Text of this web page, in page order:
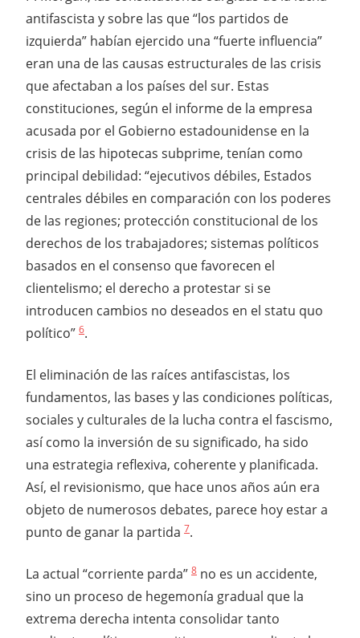
antifascista y sobre las que “los partidos de
izquierda” habían ejercido una “fuerte influencia”
eran una de las causas estructurales de las crisis
que afectaban a los países del sur. Estas
constituciones, según el informe de la empresa
acusada por el Gobierno estadounidense en la
crisis de las hipotecas subprime, tenían como
principal debilidad: “ejecutivos débiles, Estados
centrales débiles en comparación con los poderes
de las regiones; protección constitucional de los
derechos de los trabajadores; sistemas políticos
basados en el consenso que favorecen el
clientelismo; el derecho a protestar si se
introducen cambios no deseados en el statu quo
político” 6.
El eliminación de las raíces antifascistas, los
fundamentos, las bases y las condiciones políticas,
sociales y culturales de la lucha contra el fascismo,
así como la inversión de su significado, ha sido
una estrategia reflexiva, coherente y planificada.
Así, el revisionismo, que hace unos años aún era
objeto de numerosos debates, parece hoy estar a
punto de ganar la partida 7.
La actual “corriente parda” 8 no es un accidente,
sino un proceso de hegemonía gradual que la
extrema derecha intenta consolidar tanto